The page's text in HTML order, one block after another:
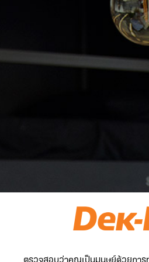
ตรวจสอบว่าคุณเป็นมนุษย์ด้วยการ